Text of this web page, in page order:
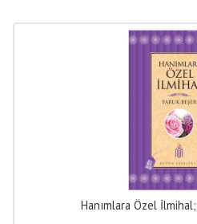
Hanımlara Özel